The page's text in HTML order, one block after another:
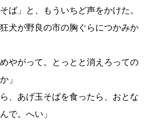
ば」と、もういちど声をかけた。
犬が野良の市の胸ぐらにつかみか
めやがって。とっとと消えろっての
」
ら、あげ玉そばを食ったら、おとな
で。へい」